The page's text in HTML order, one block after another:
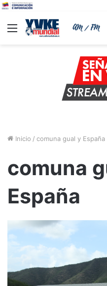
Menu
Inicio / comuna gual y España
comuna
España